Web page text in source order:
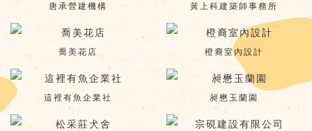
唐承營建機構 黃上科建築師事務所
喬美花店 橙裔室內設計
這裡有魚企業社 昶懋玉蘭園